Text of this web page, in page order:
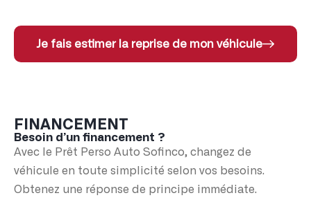
Je fais estimer la reprise de mon véhicule
FINANCEMENT
Besoin d’un financement ?
Avec le Prêt Perso Auto Sofinco, changez de
véhicule en toute simplicité selon vos besoins.
Obtenez une réponse de principe immédiate.